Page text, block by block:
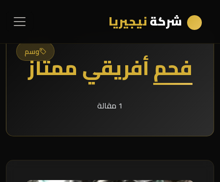
شركةنيجيريا
وسم
فحم أفريقي ممتاز
1 مقالة